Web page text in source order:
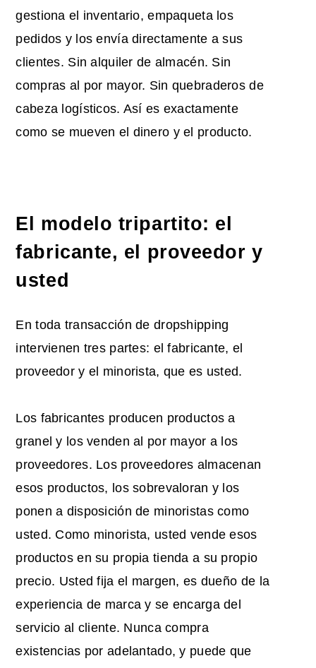
gestiona el inventario, empaqueta los
pedidos y los envía directamente a sus
clientes. Sin alquiler de almacén. Sin
compras al por mayor. Sin quebraderos de
cabeza logísticos. Así es exactamente
como se mueven el dinero y el producto.
El modelo tripartito: el
fabricante, el proveedor y
usted
En toda transacción de dropshipping
intervienen tres partes: el fabricante, el
proveedor y el minorista, que es usted.
Los fabricantes producen productos a
granel y los venden al por mayor a los
proveedores. Los proveedores almacenan
esos productos, los sobrevaloran y los
ponen a disposición de minoristas como
usted. Como minorista, usted vende esos
productos en su propia tienda a su propio
precio. Usted fija el margen, es dueño de la
experiencia de marca y se encarga del
servicio al cliente. Nunca compra
existencias por adelantado, y puede que